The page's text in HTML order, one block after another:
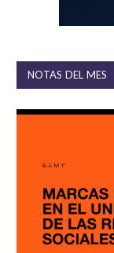
NOTAS DEL MES